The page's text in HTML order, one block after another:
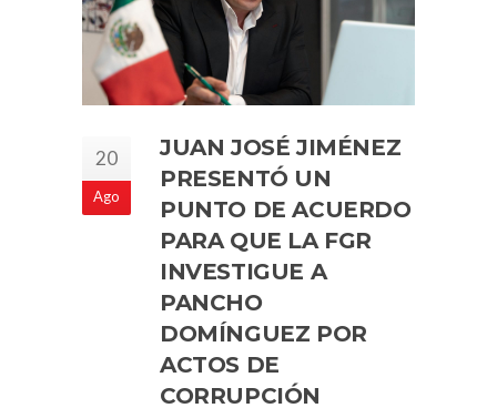
20
Ago
JUAN JOSÉ JIMÉNEZ
PRESENTÓ UN
PUNTO DE ACUERDO
PARA QUE LA FGR
INVESTIGUE A
PANCHO
DOMÍNGUEZ POR
ACTOS DE
CORRUPCIÓN